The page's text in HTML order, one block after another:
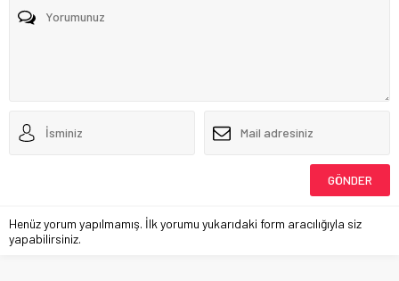
Henüz yorum yapılmamış. İlk yorumu yukarıdaki form aracılığıyla siz
yapabilirsiniz.